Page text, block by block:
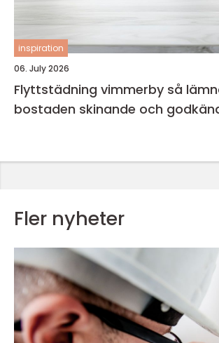
inspiration
06. July 2026
Flyttstädning vimmerby så lämnar du
bostaden skinande och
Fler nyheter